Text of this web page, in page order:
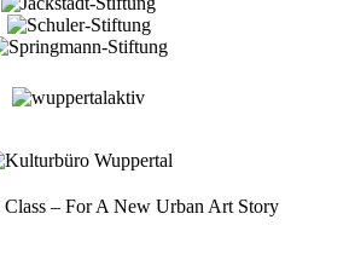
Class – For A New Urban Art Story